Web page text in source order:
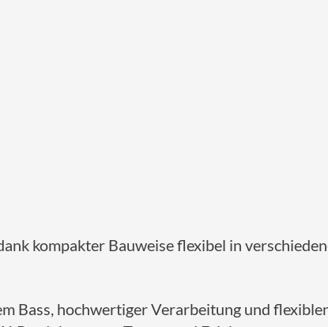
kompakter Bauweise flexibel in
Bass, hochwertiger Verarbeitung und